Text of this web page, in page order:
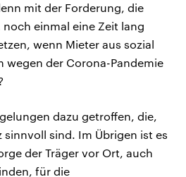
mit der Forderung, die
einmal eine Zeit lang
wenn Mieter aus sozial
wegen der Corona-Pandemie
dazu getroffen, die,
sind. Im Übrigen ist es
der Träger vor Ort, auch
für die